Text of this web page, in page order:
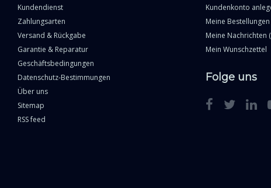
Kundendienst
Zahlungsarten
Versand & Rückgabe
Garantie & Reparatur
Geschäftsbedingungen
Datenschutz-Bestimmungen
Über uns
Sitemap
RSS feed
Kundenkonto
Meine Bestellungen
Meine Nachrichten
Mein Wunschzettel
Folge uns